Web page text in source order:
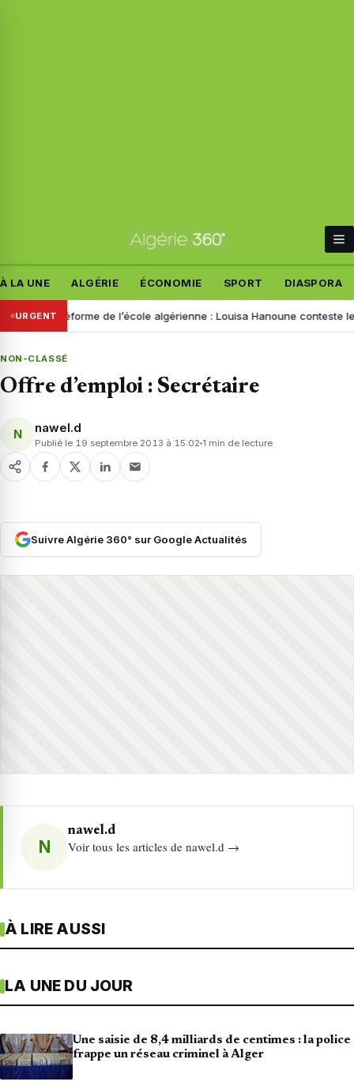
À LA UNE ALGÉRIE ÉCONOMIE SPORT DIASPORA
URGENT
Réforme de l’école algérienne : Louisa Hanoune conteste le
NON-CLASSÉ
Offre d’emploi : Secrétaire
N nawel.d
Publié le 19 septembre 2013 à 15:02 1 min de lecture
Suivre Algérie 360° sur Google Actualités
N
nawel.d
Voir tous les articles de nawel.d →
À LIRE AUSSI
LA UNE DU JOUR
Une saisie de 8,4 milliards de centimes : la police
frappe un réseau criminel à Alger